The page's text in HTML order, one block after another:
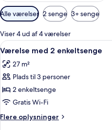
Tilgængelige
filtre
for
værelser
Alle værelser 2 senge 3+ senge
Viser 4 ud af 4 værelser
Indlæs
alle
billeder
af
Værelse
med
2
enkeltsenge
10
Værelse med 2 enkeltsenge
27 m²
Plads til 3 personer
2 enkeltsenge
Gratis Wi-Fi
Flere oplysninger
Flere